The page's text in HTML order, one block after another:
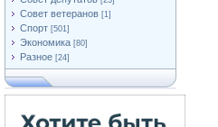
Совет ветеранов [1]
Спорт [501]
Экономика [80]
Разное [24]